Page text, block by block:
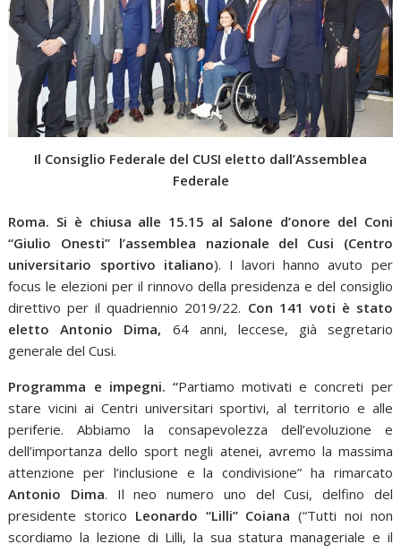
Il Consiglio Federale del CUSI eletto dall’Assemblea
Federale
Roma. Si è chiusa alle 15.15 al Salone d’onore del Coni
“Giulio Onesti” l’assemblea nazionale del Cusi (Centro
universitario sportivo italiano). I lavori hanno avuto per
focus le elezioni per il rinnovo della presidenza e del consiglio
direttivo per il quadriennio 2019/22. Con 141 voti è stato
eletto Antonio Dima, 64 anni, leccese, già segretario
generale del Cusi.
Programma e impegni. “Partiamo motivati e concreti per
stare vicini ai Centri universitari sportivi, al territorio e alle
periferie. Abbiamo la consapevolezza dell’evoluzione e
dell’importanza dello sport negli atenei, avremo la massima
attenzione per l’inclusione e la condivisione” ha rimarcato
Antonio Dima. Il neo numero uno del Cusi, delfino del
presidente storico Leonardo “Lilli” Coiana(“Tutti noi non
scordiamo la lezione di Lilli, la sua statura manageriale e il